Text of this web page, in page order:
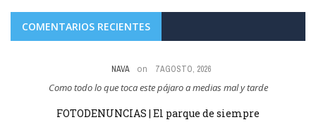
COMENTARIOS RECIENTES
on 6 AGOSTO, 2026
Abel Pérez Gil no te preocupes, a el no le van a cobrar la entrada.
Haro homenajea este domingo a su jarrero más ilustre,